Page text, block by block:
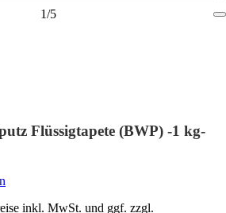
1/5
Flüssigtapete (BWP) -1 kg-
inkl. MwSt. und ggf. zzgl.